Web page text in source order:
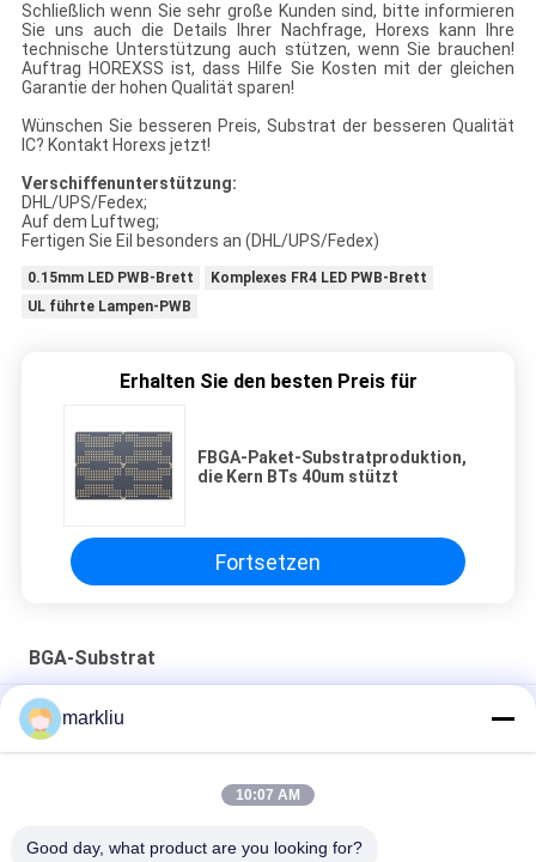
Schließlich wenn Sie sehr große Kunden sind, bitte informieren
Sie uns auch die Details Ihrer Nachfrage, Horexs kann Ihre
technische Unterstützung auch stützen, wenn Sie brauchen!
Auftrag HOREXSS ist, dass Hilfe Sie Kosten mit der gleichen
Garantie der hohen Qualität sparen!
Wünschen Sie besseren Preis, Substrat der besseren Qualität
IC? Kontakt Horexs jetzt!
Verschiffenunterstützung:
DHL/UPS/Fedex;
Auf dem Luftweg;
Fertigen Sie Eil besonders an (DHL/UPS/Fedex)
0.15mm LED PWB-Brett
Komplexes FR4 LED PWB-Brett
UL führte Lampen-PWB
Erhalten Sie den besten Preis für
FBGA-Paket-Substratproduktion,
die Kern BTs 40um stützt
Fortsetzen
BGA-Substrat
Herstellung von Substraten für HF/mmWellenmodule
Mikroelektronikpaket-Substratfertigung
Verpackensubstrat der 0.2mm
markliu
10:07 AM
Good day, what product are you looking for?